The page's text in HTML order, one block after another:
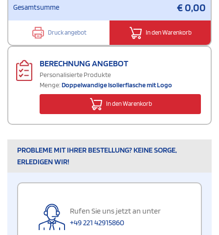
Gesamtsumme €0,00
Druck angebot In den Warenkorb
BERECHNUNG ANGEBOT
Personalisierte Produkte
Menge:Doppelwandige Isolierflasche mit Logo
In den Warenkorb
PROBLEME MIT IHRER BESTELLUNG? KEINE SORGE,
ERLEDIGEN WIR!
Rufen Sie uns jetzt an unter
+49 221 42915860